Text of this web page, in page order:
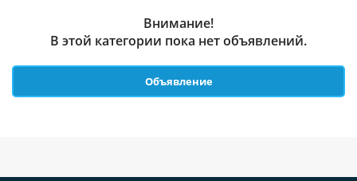
Внимание!
В этой категории пока нет объявлений.
Объявление